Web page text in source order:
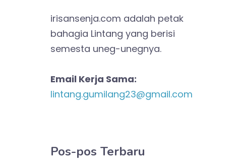
irisansenja.com adalah petak
bahagia Lintang yang berisi
semesta uneg-unegnya.
Email Kerja Sama:
lintang.gumilang23@gmail.com
Pos-pos Terbaru